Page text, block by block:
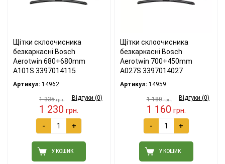
Щітки склоочисника
безкаркасні Bosch
Aerotwin 680+680mm
A101S 3397014115
Артикул: 14962
Відгуки (0)
1 335грн.
1 230 грн.
- +
У КОШИК
Щітки склоочисника
безкаркасні Bosch
Aerotwin 700+450mm
A027S 3397014027
Артикул: 14959
Відгуки (0)
1 180грн.
1 160 грн.
- +
У КОШИК